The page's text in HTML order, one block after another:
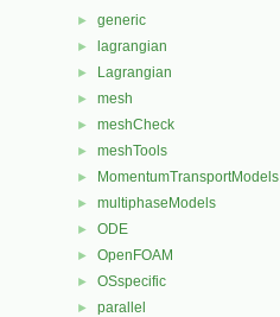
► generic
► lagrangian
► Lagrangian
► mesh
► meshCheck
► meshTools
► MomentumTransportModels
► multiphaseModels
► ODE
► OpenFOAM
► OSspecific
► parallel